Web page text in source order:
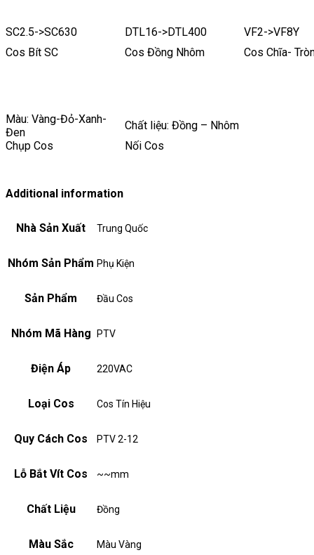
SC2.5->SC630 DTL16->DTL400
VF2->VF8Y
Cos Bít SC
Cos Đồng Nhôm Cos Chĩa-
Màu: Vàng-Đỏ-Xanh-
Đen
Chất liệu: Đồng – Nhôm
Chụp Cos
Nối Cos
Additional information
Nhà Sản Xuất Trung Quốc
Nhóm Sản Phẩm Phụ Kiện
Sản Phẩm Đầu Cos
Nhóm Mã Hàng PTV
Điện Áp 220VAC
Loại Cos Cos Tín Hiệu
Quy Cách Cos PTV 2-12
Lỗ Bắt Vít Cos ~~mm
Chất Liệu Đồng
Màu Sắc Màu Vàng